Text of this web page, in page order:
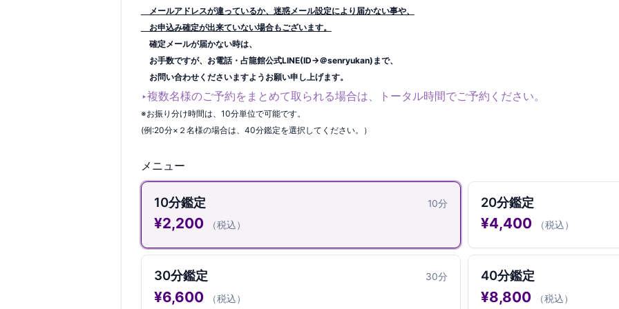
メールアドレスが違っているか、迷惑メール設定により届かない事や、
お申込み確定が出来ていない場合もございます。
確定メールが届かない時は、
お手数ですが、お電話・占龍館公式LINE(ID→＠senryukan)まで、
お問い合わせくださいますようお願い申し上げます。
‣複数名様のご予約をまとめて取られる場合は、トータル時間でご予約ください。
※お振り分け時間は、10分単位で可能です。
(例:20分×２名様の場合は、40分鑑定を選択してください。）
メニュー
10分鑑定 10分
¥2,200 （税込）
20分鑑定
¥4,400 （税込）
30分鑑定 30分
¥6,600 （税込）
40分鑑定
¥8,800 （税込）